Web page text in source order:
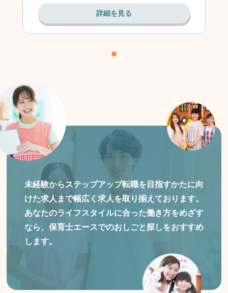
詳細を見る
未経験からステップアップ転職を目指すかたに向
けた求人まで幅広く求人を取り揃えております。
あなたのライフスタイルに合った働き方をめざす
なら、保育士エースでのおしごと探しをおすすめ
します。